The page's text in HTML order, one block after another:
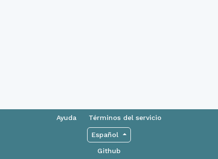
Ayuda Términos del servicio
Español
Github